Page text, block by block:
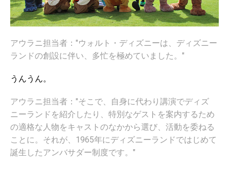
アウラニ担当者："ウォルト・ディズニーは、ディズニー
ランドの創設に伴い、多忙を極めていました。"
うんうん。
アウラニ担当者： "そこで、自身に代わり講演でディズ
ニーランドを紹介したり、特別なゲストを案内するため
の適格な人物をキャストのなかから選び、活動を委ねる
ことに。それが、1965年にディズニーランドではじめて
誕生したアンバサダー制度です。"